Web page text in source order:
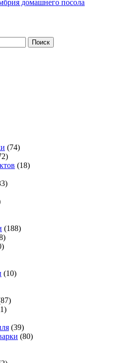
домашнего посола
(74)
(18)
(188)
(10)
(39)
(80)